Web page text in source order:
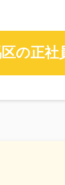
の正